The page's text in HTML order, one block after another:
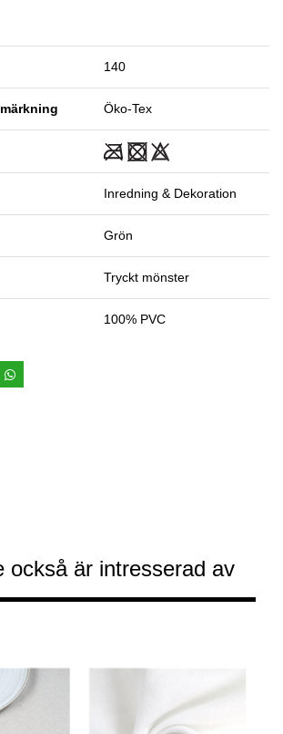
140
Öko-Tex
Inredning & Dekoration
Grön
Tryckt mönster
100% PVC
också är intresserad av